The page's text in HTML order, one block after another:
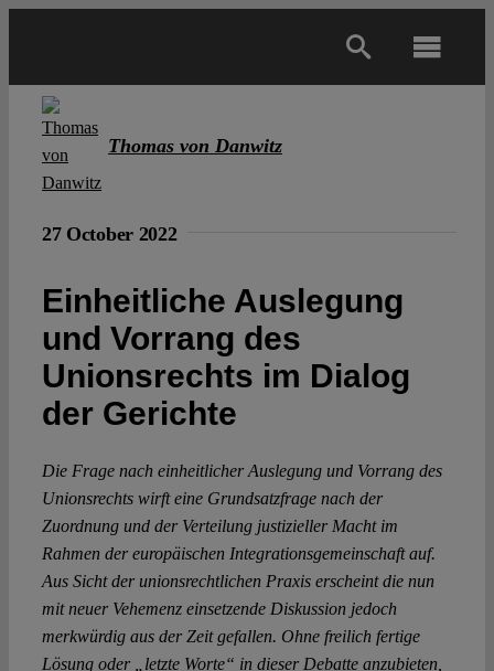
Open Access
Spotlight
Thomas von Danwitz
27 October 2022
Einheitliche Auslegung
und Vorrang des
Unionsrechts im Dialog
der Gerichte
Die Frage nach einheitlicher Auslegung und Vorrang des
Unionsrechts wirft eine Grundsatzfrage nach der
Zuordnung und der Verteilung justizieller Macht im
Rahmen der europäischen Integrationsgemeinschaft auf.
Aus Sicht der unionsrechtlichen Praxis erscheint die nun
mit neuer Vehemenz einsetzende Diskussion jedoch
merkwürdig aus der Zeit gefallen. Ohne freilich fertige
Lösung oder „letzte Worte“ in dieser Debatte anzubieten,